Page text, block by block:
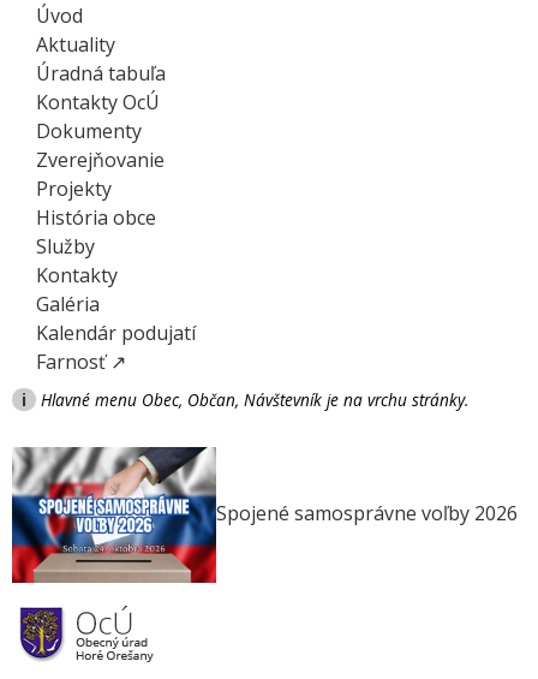
Úvod
Aktuality
Úradná tabuľa
Kontakty OcÚ
Dokumenty
Zverejňovanie
Projekty
História obce
Služby
Kontakty
Galéria
Kalendár podujatí
Farnosť ↗
i Hlavné menu Obec, Občan, Návštevník je na vrchu stránky.
Spojené samosprávne voľby 2026